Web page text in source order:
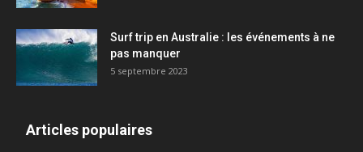
Surf trip en Australie : les événements à ne
pas manquer
5 septembre 2023
Articles populaires